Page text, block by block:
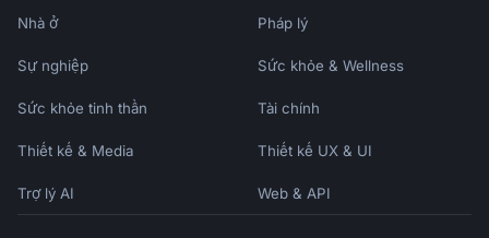
you saving?
4. **Expected expenses**: Lifestyle
expectations in retirement?
estimate, pension, etc.?
questions?
Let's plan for your future!
Nhà ở Pháp lý
Sự nghiệp Sức khỏe & Wellness
Sức khỏe tinh thần Tài chính
Thiết kế & Media Thiết kế UX & UI
Trợ lý AI Web & API